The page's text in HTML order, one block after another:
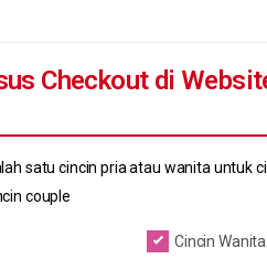
Checkout di
satu cincin pria atau wanita untuk
couple
Cincin Wanita